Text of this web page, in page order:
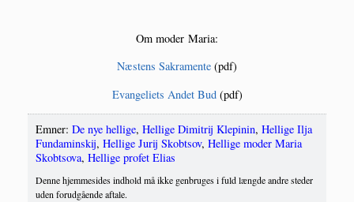
Om moder Maria:
Næstens Sakra­men­te (pdf)
Evan­ge­liets Andet Bud(pdf)
Emner: De nye hellige, Hellige Dimitrij Klepinin, Hellige Ilja
Fundaminskij, Hellige Jurij Skobtsov, Hellige moder Maria
Skobtsova, Hellige profet Elias
Denne hjemmesides indhold må ikke genbruges i fuld længde andre steder
uden forudgående aftale.